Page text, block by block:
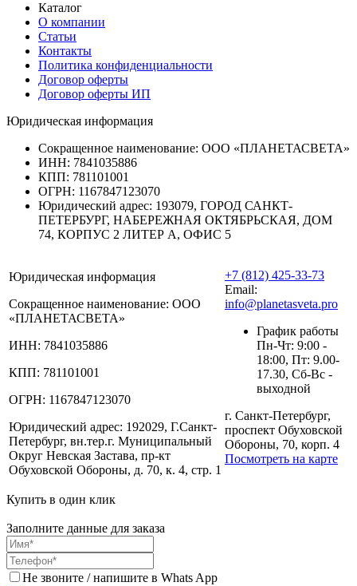
Каталог
О компании
Статьи
Контакты
Политика конфиденциальности
Договор оферты
Договор оферты ИП
Юридическая информация
Сокращенное наименование: ООО «ПЛАНЕТАСВЕТА»
ИНН: 7841035886
КПП: 781101001
ОГРН: 1167847123070
Юридический адрес: 193079, ГОРОД САНКТ-
ПЕТЕРБУРГ, НАБЕРЕЖНАЯ ОКТЯБРЬСКАЯ, ДОМ
74, КОРПУС 2 ЛИТЕР А, ОФИС 5
Юридическая информация
Сокращенное наименование: ООО
«ПЛАНЕТАСВЕТА»
ИНН: 7841035886
КПП: 781101001
ОГРН: 1167847123070
Юридический адрес: 192029, Г.Санкт-
Петербург, вн.тер.г. Муниципальный
Округ Невская Застава, пр-кт
Обуховской Обороны, д. 70, к. 4, стр. 1
+7 (812) 425-33-73
Email:
info@planetasveta.pro
График работы
Пн-Чт: 9:00 -
18:00, Пт: 9.00-
17.30, Сб-Вс -
выходной
г. Санкт-Петербург,
проспект Обуховской
Обороны, 70, корп. 4
Посмотреть на карте
Купить в один клик
Заполните данные для заказа
Не звоните / напишите в Whats App